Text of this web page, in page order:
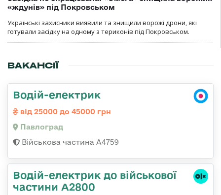
«ждунів» під Покровськом
Українські захисники виявили та знищили ворожі дрони, які
готували засідку на одному з териконів під Покровськом.
ВАКАНСІЇ
Водій-електрик
від 25000 до 45000 грн
Павлоград
Військова частина А4759
Водій-електрик до військової
частини А2800